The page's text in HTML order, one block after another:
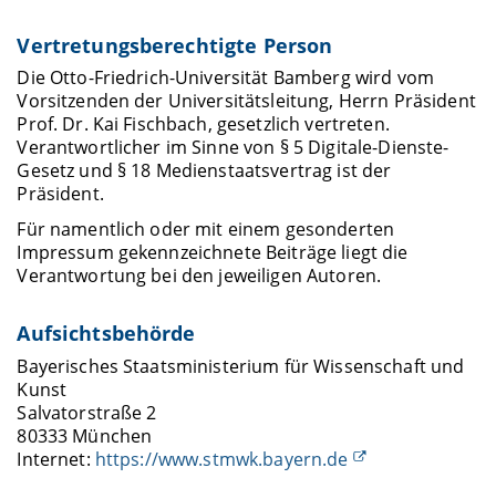
Vertretungsberechtigte Person
Die Otto-Friedrich-Universität Bamberg wird vom
Vorsitzenden der Universitätsleitung, Herrn Präsident
Prof. Dr. Kai Fischbach, gesetzlich vertreten.
Verantwortlicher im Sinne von § 5 Digitale-Dienste-
Gesetz und § 18 Medienstaatsvertrag ist der
Präsident.
Für namentlich oder mit einem gesonderten
Impressum gekennzeichnete Beiträge liegt die
Verantwortung bei den jeweiligen Autoren.
Aufsichtsbehörde
Bayerisches Staatsministerium für Wissenschaft und
Kunst
Salvatorstraße 2
80333 München
Internet: https://www.stmwk.bayern.de